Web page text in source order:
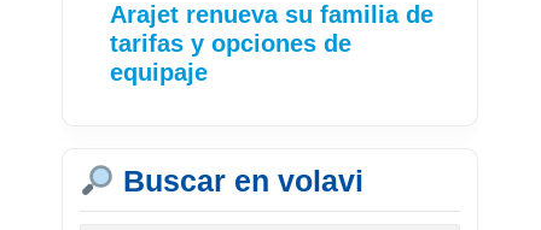
Arajet renueva su familia de
tarifas y opciones de
equipaje
Buscar en volavi